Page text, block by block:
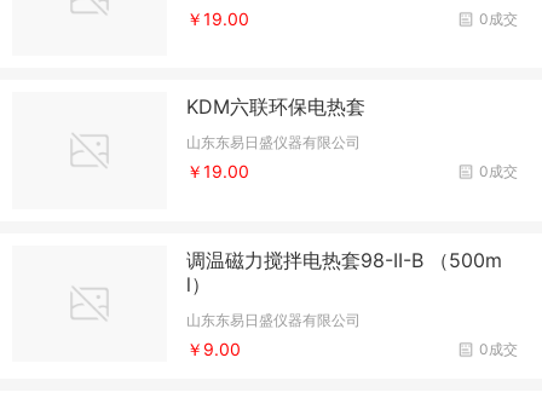
0成交
￥19.00
KDM六联环保电热套
山东东易日盛仪器有限公司
0成交
￥19.00
调温磁力搅拌电热套98-II-B （500m
l）
山东东易日盛仪器有限公司
0成交
￥9.00